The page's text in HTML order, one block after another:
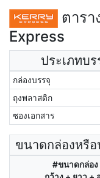
ตารา
Express
ประเภทบ
กล่องบรรจุ
ถุงพลาสติก
ซองเอกสาร
ขนาดกล่องหรือ
#ขนาดกล่อง